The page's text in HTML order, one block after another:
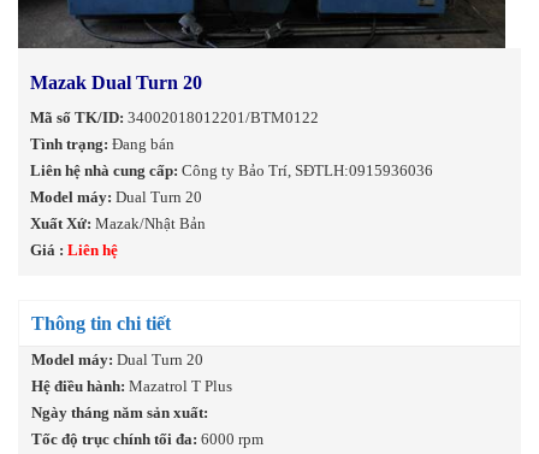
Mazak Dual Turn 20
Mã số TK/ID: 34002018012201/BTM0122
Tình trạng: Đang bán
Liên hệ nhà cung cấp: Công ty Bảo Trí, SĐTLH:0915936036
Model máy: Dual Turn 20
Xuất Xứ: Mazak/Nhật Bản
Giá : Liên hệ
Thông tin chi tiết
Model máy: Dual Turn 20
Hệ điều hành: Mazatrol T Plus
Ngày tháng năm sản xuất:
Tốc độ trục chính tối đa: 6000 rpm